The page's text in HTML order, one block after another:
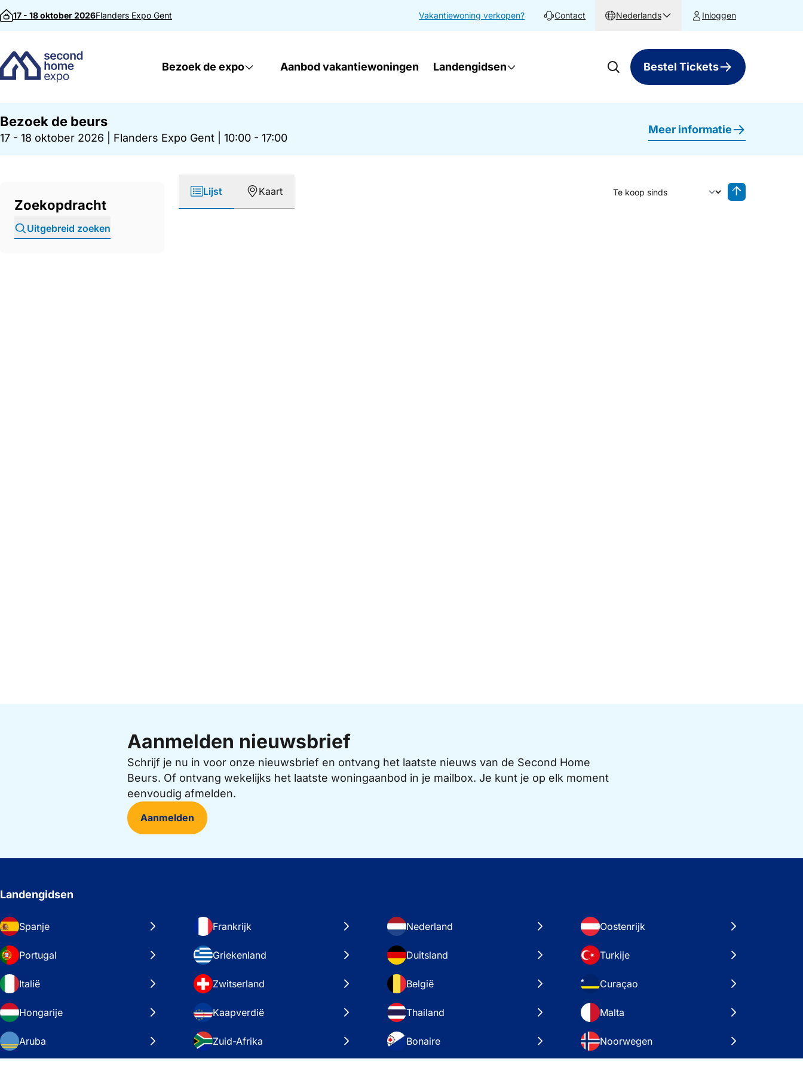
Direct naar inhoud
17 - 18 oktober 2026Flanders Expo Gent Vakantiewoning verkopen? Contact Nederlands Inloggen
Bezoek de expo Aanbod vakantiewoningen Landengidsen Bestel Tickets
Bezoek de beurs
17 - 18 oktober 2026 Flanders Expo Gent 10:00 - 17:00
Meer informatie
Zoekopdracht
Uitgebreid zoeken
Lijst Kaart
Sorteer op
Aanmelden nieuwsbrief
Schrijf je nu in voor onze nieuwsbrief en ontvang het laatste nieuws van de Second Home
Beurs. Of ontvang wekelijks het laatste woningaanbod in je mailbox. Je kunt je op elk moment
eenvoudig afmelden.
Aanmelden
Landengidsen
Spanje Frankrijk Nederland Oostenrijk
Portugal Griekenland Duitsland Turkije
Italië Zwitserland België Curaçao
Hongarije Kaapverdië Thailand Malta
Aruba Zuid-Afrika Bonaire Noorwegen